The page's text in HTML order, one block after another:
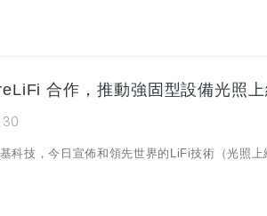
合作，推動強固型設備光照
科技，今日宣佈和領先世界的LiFi技術（光照